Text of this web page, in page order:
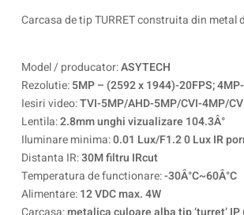
Carcasa de tip TURRET construita din metal
Model / producator:ASYTECH
Rezolutie:5MP – (2592 x 1944)-20FPS;
Iesiri video:TVI-5MP/AHD-5MP/CVI-4MP/
Lentila:2.8mm unghi vizualizare 104.3Â°
Iluminare minima:0.01 Lux/F1.2 0 Lux IR
Distanta IR:30M filtru IRcut
Temperatura de functionare:-30Â°C~60Â°C
Alimentare:12 VDC max. 4W